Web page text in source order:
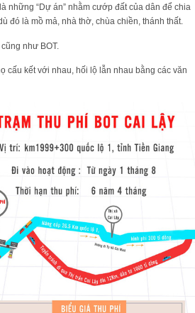
những “Dự án” nhằm cướp đất của dân để chia
đó là mồ mả, nhà thờ, chùa chiền, thánh thất.
như BOT.
cấu kết với nhau, hối lộ lẫn nhau bằng các văn